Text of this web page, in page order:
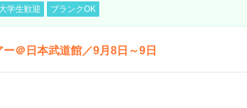
大学生歓迎 ブランクOK
＠日本武道館／9月8日～9日